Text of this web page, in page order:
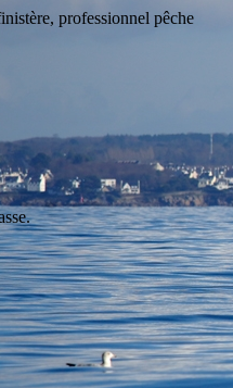
professionnel pêche